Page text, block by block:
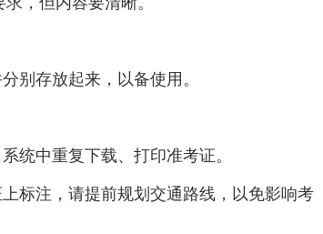
别存放起来，以备使用。
统中重复下载、打印准考证。
标注，请提前规划交通路线，以免影响考